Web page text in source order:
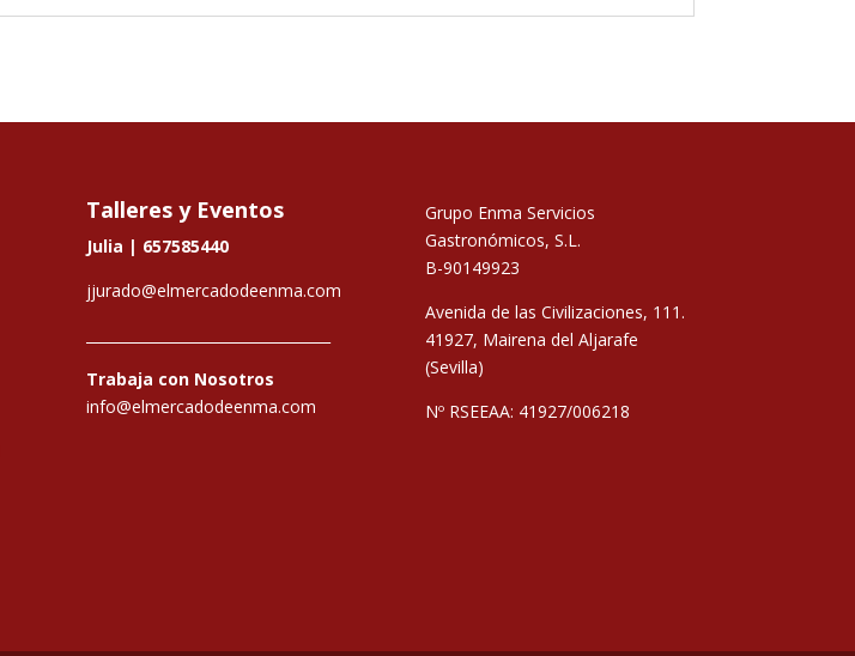
Talleres y Eventos
Julia | 657585440
jjurado@elmercadodeenma.com
Trabaja con Nosotros
info@elmercadodeenma.com
Grupo Enma Servicios
Gastronómicos, S.L.
B-90149923
Avenida de las Civilizaciones, 111.
41927, Mairena del Aljarafe
(Sevilla)
Nº RSEEAA: 41927/006218